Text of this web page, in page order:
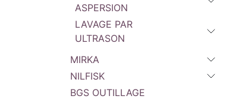
ASPERSION
LAVAGE PAR
ULTRASON
MIRKA
NILFISK
BGS OUTILLAGE